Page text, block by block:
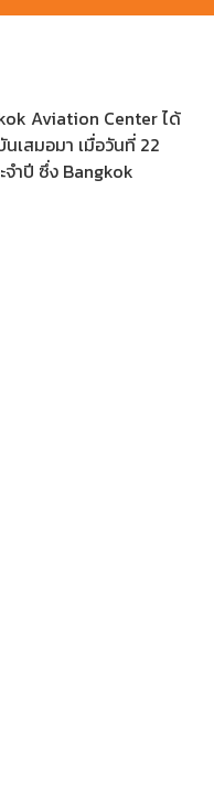
Aviation Center ได้
เสมอมา เมื่อวันที่ 22
จำปี ซึ่ง Bangkok